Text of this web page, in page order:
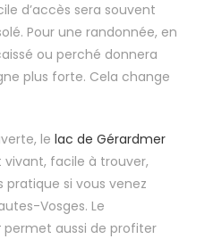
d’accès sera souvent
Pour une randonnée, en
ou perché donnera
plus forte. Cela change
lelac de Gérardmer
vivant, facile à trouver,
pratique si vous venez
Vosges. Le
permet aussi de profiter